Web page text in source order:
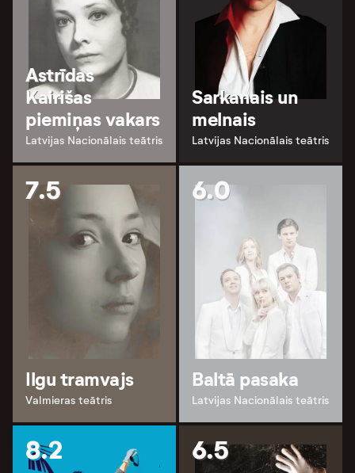
Astrīdas
Kairišas
piemiņas vakars
Latvijas Nacionālais teātris
Sarkanais un
melnais
Latvijas Nacionālais teātris
7.5
Ilgu tramvajs
Valmieras teātris
6.0
Baltā pasaka
Latvijas Nacionālais teātris
8.2 6.5